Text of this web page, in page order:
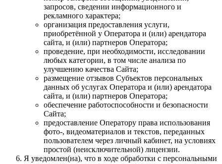
запросов, сведении информационного и
рекламного характера;
организация предоставления услуги,
приобретённой у Оператора и (или) арендатора
сайта, и (или) партнеров Оператора;
проведение, при необходимости, исследовании
любых категории, в том числе анализа по
улучшению качества Сайта;
размещение отзывов Субъектов персональных
данных об услугах Оператора и (или) арендатора
сайта, и (или) партнеров Оператора;
обеспечение работоспособности и безопасности
Сайта;
предоставление Оператору права использования
фото-, видеоматериалов и текстов, переданных
пользователем через личный кабинет, на условиях
простой (неисключительной) лицензии.
Я уведомлен(на), что в ходе обработки с персональными